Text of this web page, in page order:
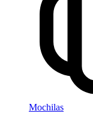
Mochilas